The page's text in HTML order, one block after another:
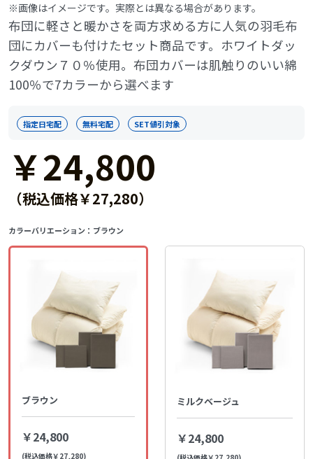
※画像はイメージです。実際とは異なる場合があります。
布団に軽さと暖かさを両方求める方に人気の羽毛布
団にカバーも付けたセット商品です。ホワイトダッ
クダウン７０％使用。布団カバーは肌触りのいい綿
100％で7カラーから選べます
指定日宅配 無料宅配 SET値引対象
￥24,800
（税込価格￥27,280）
カラーバリエーション： ブラウン
ブラウン
￥24,800
(税込価格￥27,280)
ミルクベージュ
￥24,800